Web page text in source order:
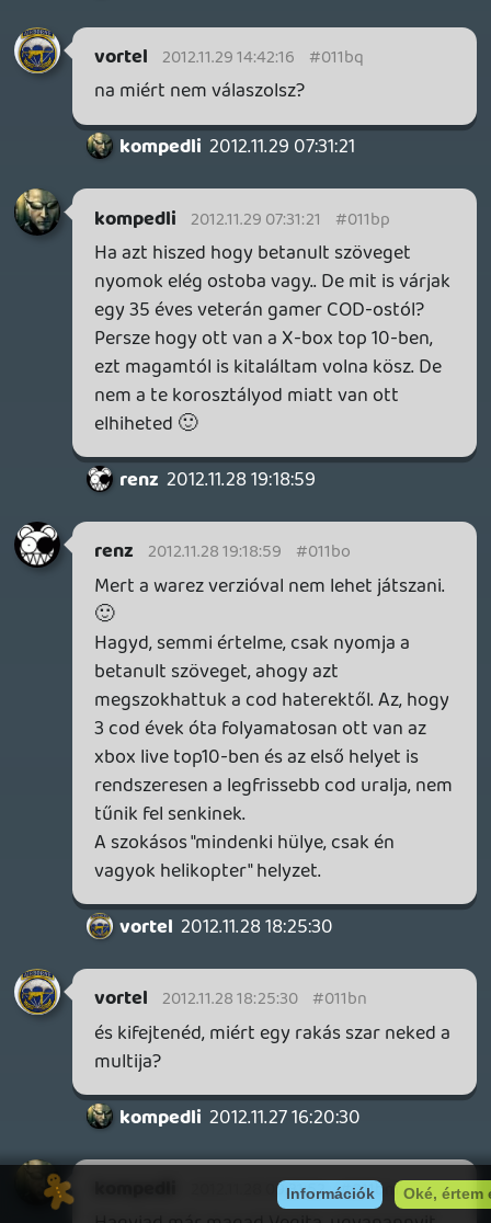
grafikát szóltam itt le, DE hogy szerinted
- a filctollal rajzolt mellszőrzet
süllyednek el pár lövéstől mind egy
papírhajó
- olyan zárba dugom bele a zártörőt amin
nincs is lyuk
machetével úgy néz ki mint a youtube-s
pengepákó videókban mikor bevágják
Fekete Pákó fejét
- a gránátnak olyan hangja van mint
amikor egy halláskárosult mellett elsütnek
egy légpuskát
Ez 2012-es szint, ugye ?
A MW 1 annyit nyújtott amennyit, tudott.
Azóta ugyanabból a kosárból próbálnak
többet osztogatni, de hát amiben nincs
abból nem lehet.
Mellesleg tavaly felraktam a szar
középkategóriás, gamelésre nem való
laptopomra a MW1et, és minimum grafikán
játszani. Utána felraktam a MW3-at, és láss
csodát, közepes grafikán simán lehetett
Itt a csodálatos COD evolúció 🙂
Tudod cáfolni amiket leírtam, nagyokos??
Dehogy tudod, inkább leszegett fejjel mész
előre tovább, és kiröhögsz, mer jobbat
nem tudsz.
gyurmagy 2012.11.26 13:05:34
gyurmagy 2012.11.26 13:05:34 #011b6
Kompedli barátunk ezt küldte privátban:) :
Tessék nagyokos, csak neked speciálba 🙂
Ez még most is simán kenterbe veri a te
fostos BO2-det. Nincs telepakolva gagyi
effektekkel és animációkkal, épp annyit ad
amennyit kell! Nem úgy mint a BO2,
aminek az első küldetése után mi
röhögünk sírva a haverokkal 😃 Nem hiába
vannak a videó alatt legtöbbre értékelt
kommentek, hogy még 2012-ben is ezt
nézik! Igen, mert azóta csak szarabb lett,